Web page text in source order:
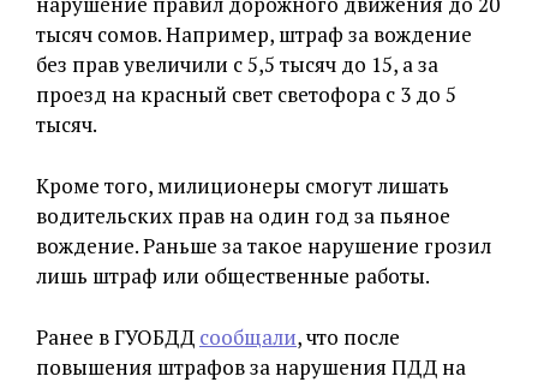
тысяч сомов. Например, штраф за вождение
без прав увеличили с 5,5 тысяч до 15, а за
проезд на красный свет светофора с 3 до 5
тысяч.
Кроме того, милиционеры смогут лишать
водительских прав на один год за пьяное
вождение. Раньше за такое нарушение грозил
лишь штраф или общественные работы.
Ранее в ГУОБДД сообщали, что после
повышения штрафов за нарушения ПДД на